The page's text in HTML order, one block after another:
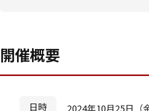
開催概要
日時 2024年10月25日（金